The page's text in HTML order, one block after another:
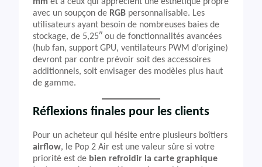
avec un soupçon de RGB personnalisable. Les
utilisateurs ayant besoin de nombreuses baies de
stockage, de 5,25″ ou de fonctionnalités avancées
(hub fan, support GPU, ventilateurs PWM d’origine)
devront par contre prévoir soit des accessoires
additionnels, soit envisager des modèles plus haut
de gamme.
Réflexions finales pour les clients
Pour un acheteur qui hésite entre plusieurs boîtiers
airflow, le Pop 2 Air est une valeur sûre si votre
priorité est de bien refroidir la carte graphique